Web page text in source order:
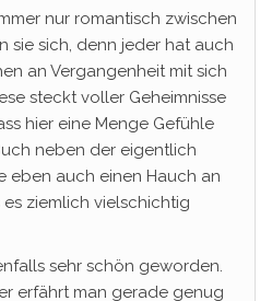
nur romantisch zwischen
sie sich, denn jeder hat auch
an Vergangenheit mit sich
steckt voller Geheimnisse
hier eine Menge Gefühle
neben der eigentlich
eben auch einen Hauch an
ziemlich vielschichtig
sehr schön geworden.
erfährt man gerade genug